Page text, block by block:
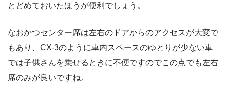
とどめておいたほうが便利でしょう。
なおかつセンター席は左右のドアからのアクセスが大変で
もあり、CX-3のように車内スペースのゆとりが少ない車
では子供さんを乗せるときに不便ですのでこの点でも左右
席のみが良いですね。